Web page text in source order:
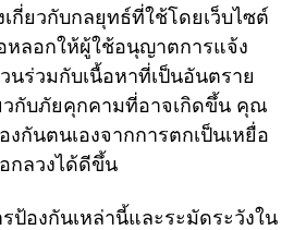
เกี่ยวกับกลยุทธ์ที่ใช้โดยเว็บไซต์
หลอกให้ผู้ใช้อนุญาตการแจ้ง
นร่วมกับเนื้อหาที่เป็นอันตราย
วกับภัยคุกคามที่อาจเกิดขึ้น คุณ
งกันตนเองจากการตกเป็นเหยื่อ
กลวงได้ดีขึ้น
ป้องกันเหล่านี้และระมัดระวังใน